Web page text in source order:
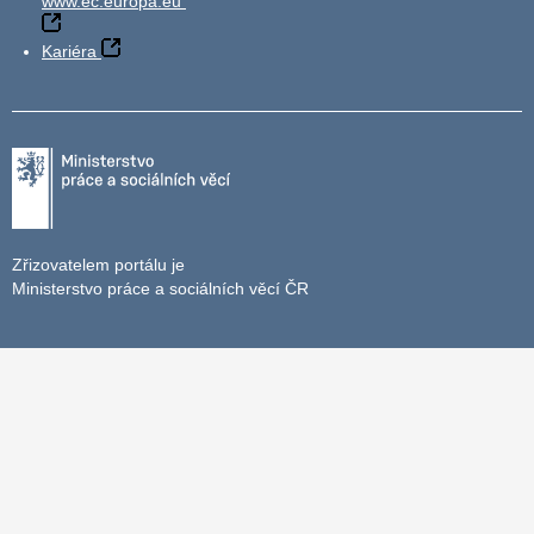
Kariéra
Zřizovatelem portálu je
Ministerstvo práce a sociálních věcí ČR